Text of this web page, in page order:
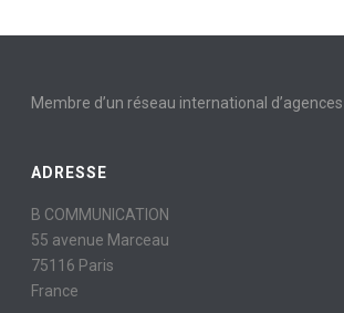
Membre d’un réseau international
ADRESSE
B COMMUNICATION
55 avenue Marceau
75116 Paris
France